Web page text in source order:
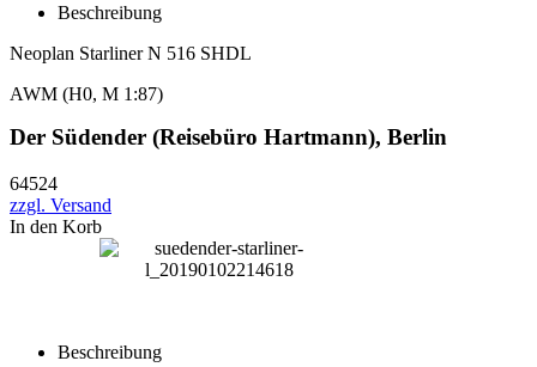
Beschreibung
Neoplan Starliner N 516 SHDL
AWM (H0, M 1:87)
Der Südender (Reisebüro Hartmann), Berlin
64524
zzgl. Versand
In den Korb
Beschreibung